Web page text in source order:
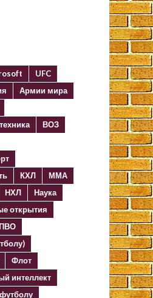
UFC
Армии мира
ВОЗ
КХЛ
ММА
НХЛ
Наука
открытия
Флот
интеллект